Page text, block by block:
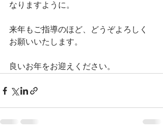
なりますように。
来年もご指導のほど、どうぞよろしく
お願いいたします。
良いお年をお迎えください。